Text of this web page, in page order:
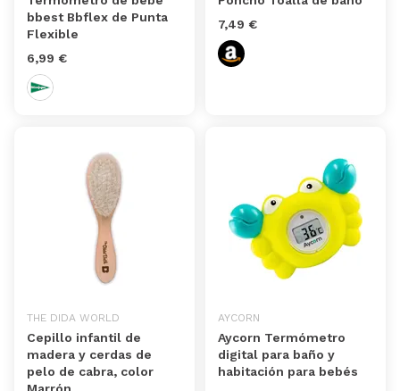
bbest Bbflex de Punta
Flexible
6,99 €
7,49 €
THE DIDA WORLD
Cepillo infantil de
madera y cerdas de
pelo de cabra, color
Marrón
AYCORN
Aycorn Termómetro
digital para baño y
habitación para bebés